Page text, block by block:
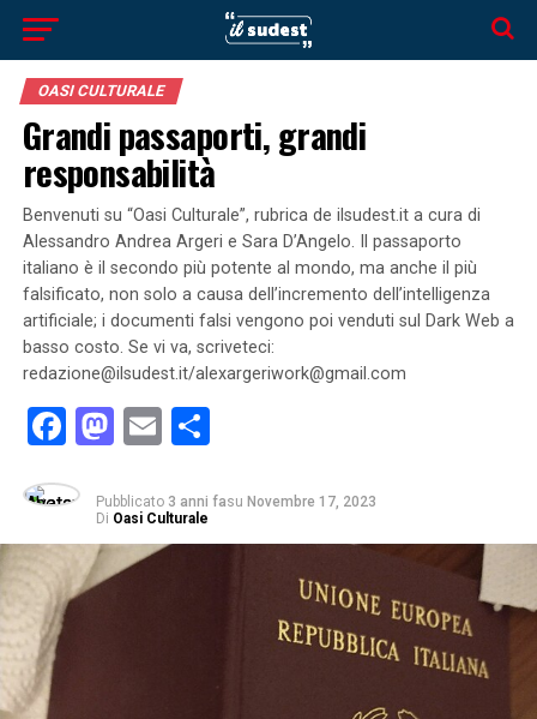
OASI CULTURALE
Grandi passaporti, grandi
responsabilità
Benvenuti su “Oasi Culturale”, rubrica de ilsudest.it a cura di
Alessandro Andrea Argeri e Sara D’Angelo. Il passaporto
italiano è il secondo più potente al mondo, ma anche il più
falsificato, non solo a causa dell’incremento dell’intelligenza
artificiale; i documenti falsi vengono poi venduti sul Dark Web a
basso costo. Se vi va, scriveteci:
redazione@ilsudest.it/alexargeriwork@gmail.com
Facebook
Mastodon
EmailCondividi
Pubblicato 3 anni fasu Novembre 17, 2023
Di Oasi Culturale